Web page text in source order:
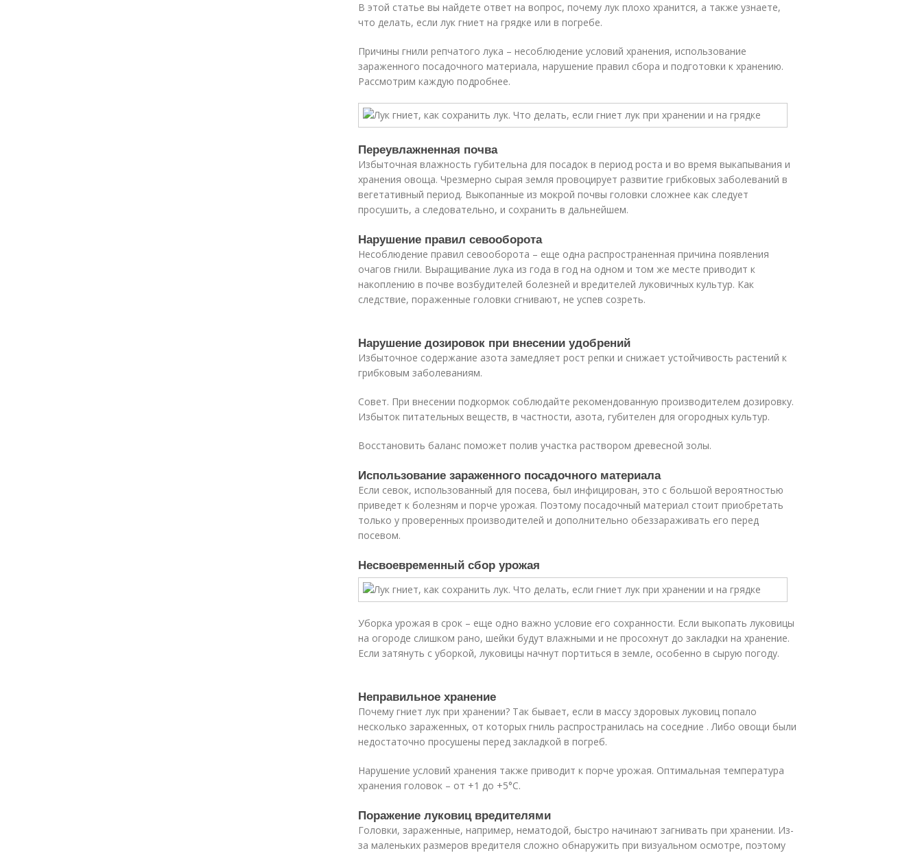
В этой статье вы найдете ответ на вопрос, почему лук плохо хранится, а также узнаете,
что делать, если лук гниет на грядке или в погребе.
Причины гнили репчатого лука – несоблюдение условий хранения, использование
зараженного посадочного материала, нарушение правил сбора и подготовки к хранению.
Рассмотрим каждую подробнее.
Переувлажненная почва
Избыточная влажность губительна для посадок в период роста и во время выкапывания и
хранения овоща. Чрезмерно сырая земля провоцирует развитие грибковых заболеваний в
вегетативный период. Выкопанные из мокрой почвы головки сложнее как следует
просушить, а следовательно, и сохранить в дальнейшем.
Нарушение правил севооборота
Несоблюдение правил севооборота – еще одна распространенная причина появления
очагов гнили. Выращивание лука из года в год на одном и том же месте приводит к
накоплению в почве возбудителей болезней и вредителей луковичных культур. Как
следствие, пораженные головки сгнивают, не успев созреть.
Нарушение дозировок при внесении удобрений
Избыточное содержание азота замедляет рост репки и снижает устойчивость растений к
грибковым заболеваниям.
Совет. При внесении подкормок соблюдайте рекомендованную производителем дозировку.
Избыток питательных веществ, в частности, азота, губителен для огородных культур.
Восстановить баланс поможет полив участка раствором древесной золы.
Использование зараженного посадочного материала
Если севок, использованный для посева, был инфицирован, это с большой вероятностью
приведет к болезням и порче урожая. Поэтому посадочный материал стоит приобретать
только у проверенных производителей и дополнительно обеззараживать его перед
посевом.
Несвоевременный сбор урожая
Уборка урожая в срок – еще одно важно условие его сохранности. Если выкопать луковицы
на огороде слишком рано, шейки будут влажными и не просохнут до закладки на хранение.
Если затянуть с уборкой, луковицы начнут портиться в земле, особенно в сырую погоду.
Неправильное хранение
Почему гниет лук при хранении? Так бывает, если в массу здоровых луковиц попало
несколько зараженных, от которых гниль распространилась на соседние . Либо овощи были
недостаточно просушены перед закладкой в погреб.
Нарушение условий хранения также приводит к порче урожая. Оптимальная температура
хранения головок – от +1 до +5°С.
Поражение луковиц вредителями
Головки, зараженные, например, нематодой, быстро начинают загнивать при хранении. Из-
за маленьких размеров вредителя сложно обнаружить при визуальном осмотре, поэтому